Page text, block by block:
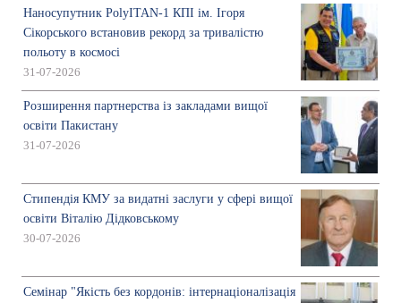
Наносупутник PolyITAN-1 КПІ ім. Ігоря
Сікорського встановив рекорд за тривалістю
польоту в космосі
31-07-2026
Розширення партнерства із закладами вищої
освіти Пакистану
31-07-2026
Стипендія КМУ за видатні заслуги у сфері вищої
освіти Віталію Дідковському
30-07-2026
Семінар "Якість без кордонів: інтернаціоналізація